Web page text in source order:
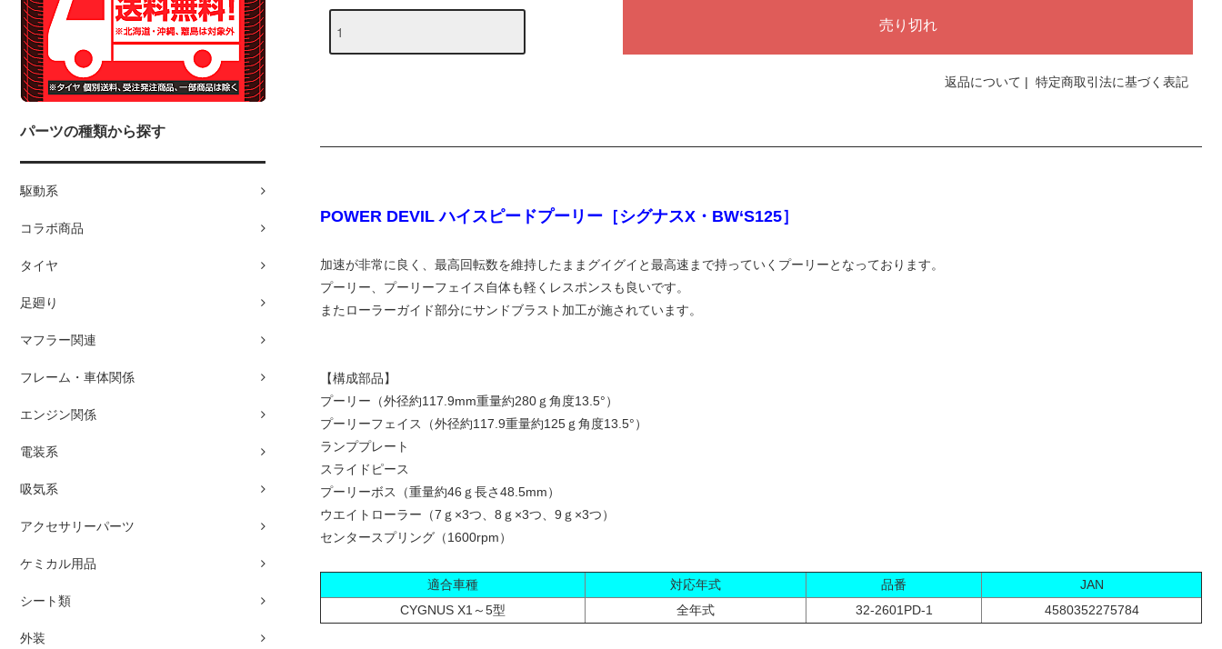
パーツの種類から探す
駆動系
コラボ商品
タイヤ
足廻り
マフラー関連
フレーム・車体関係
エンジン関係
電装系
吸気系
アクセサリーパーツ
ケミカル用品
シート類
外装
返品について | 特定商取引法に基づく表記
POWER DEVIL ハイスピードプーリー［シグナスX・BW‘S125］
加速が非常に良く、最高回転数を維持したままグイグイと最高速まで持っていくプーリーとなっております。
プーリー、プーリーフェイス自体も軽くレスポンスも良いです。
またローラーガイド部分にサンドブラスト加工が施されています。
【構成部品】
プーリー（外径約117.9mm重量約280ｇ角度13.5°）
プーリーフェイス（外径約117.9重量約125ｇ角度13.5°）
ランププレート
スライドピース
プーリーボス（重量約46ｇ長さ48.5mm）
ウエイトローラー（7ｇ×3つ、8ｇ×3つ、9ｇ×3つ）
センタースプリング（1600rpm）
適合車種 対応年式 品番
JAN
CYGNUS X1～5型
全年式 32-2601PD-1 4580352275784